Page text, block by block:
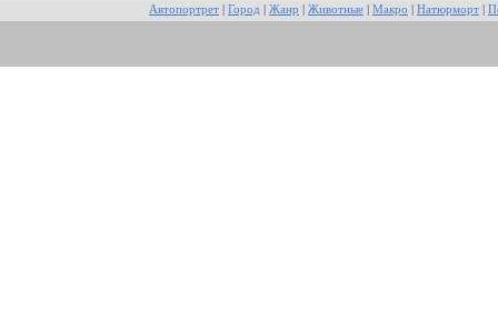
Автопортрет Город Жанр Животные Макро Натюрморт